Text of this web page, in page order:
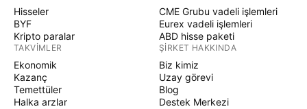
Hisseler
BYF
Kripto paralar
TAKVIMLER
Ekonomik
Kazanç
Temettüler
Halka arzlar
CME Grubu vadeli işlemleri
Eurex vadeli işlemleri
ABD hisse paketi
ŞIRKET HAKKINDA
Biz kimiz
Uzay görevi
Blog
Destek Merkezi